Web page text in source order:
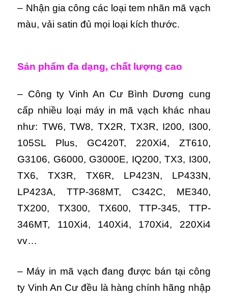
– Nhận gia công các loại tem nhãn mã vạch
màu, vải satin đủ mọi loại kích thước.
Sản phẩm đa dạng, chất lượng cao
– Công ty Vinh An Cư Bình Dương cung
cấp nhiều loại máy in mã vạch khác nhau
như: TW6, TW8, TX2R, TX3R, I200, I300,
105SL Plus, GC420T, 220Xi4, ZT610,
G3106, G6000, G3000E, IQ200, TX3, I300,
TX6, TX3R, TX6R, LP423N, LP433N,
LP423A, TTP-368MT, C342C, ME340,
TX200, TX300, TX600, TTP-345, TTP-
346MT, 110Xi4, 140Xi4, 170Xi4, 220Xi4
vv…
– Máy in mã vạch đang được bán tại công
ty Vinh An Cư đều là hàng chính hãng nhập